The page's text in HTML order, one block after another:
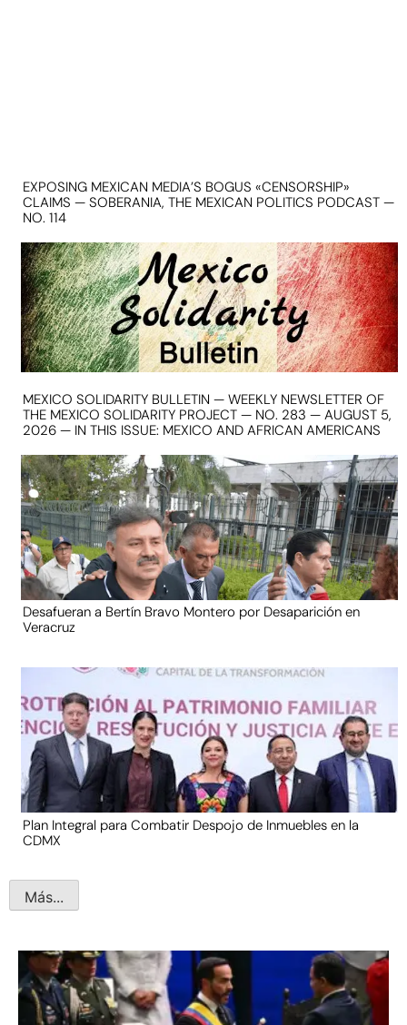
EXPOSING MEXICAN MEDIA’S BOGUS «CENSORSHIP»
CLAIMS — SOBERANIA, THE MEXICAN POLITICS PODCAST —
NO. 114
MEXICO SOLIDARITY BULLETIN — WEEKLY NEWSLETTER OF
THE MEXICO SOLIDARITY PROJECT — NO. 283 — AUGUST 5,
2026 — IN THIS ISSUE: MEXICO AND AFRICAN AMERICANS
Desafueran a Bertín Bravo Montero por Desaparición en
Veracruz
Plan Integral para Combatir Despojo de Inmuebles en la
CDMX
Más...